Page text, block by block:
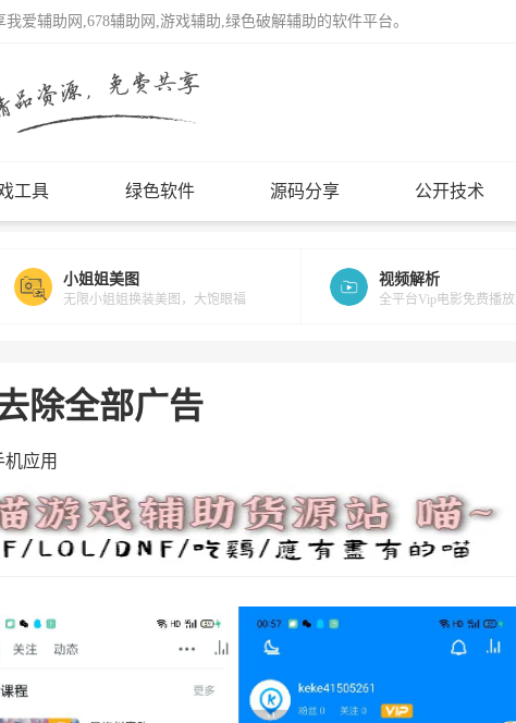
爱辅助网,678辅助网,游戏辅助,绿色破解辅助的软件平台。
工具 绿色软件 源码分享 公开技术
小姐姐美图
无限小姐姐换装美图，大饱眼福
视频解析
全平台Vip电影免费播放
除全部广告
机应用